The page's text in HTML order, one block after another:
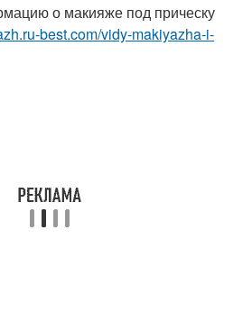
о макияже под прическу
best.com/vidy-makiyazha-i-